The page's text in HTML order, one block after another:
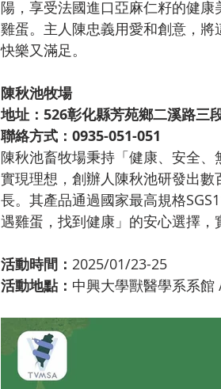
陽，享受法國進口亞麻仁籽的健
雞蛋。主人陳忠義用愛和創意，
快樂又滿足。
陳秋池牧場
地址：526彰化縣芳苑鄉二溪路三
聯絡方式：0935-051-051
陳秋池畜牧場秉持「健康、安全
實現理想，創辦人陳秋池研發出
長。其產品通過國家最高規格
遇雞蛋，找到健康」的安心選擇，
活動時間： 2025/01/23-25
活動地點： 中興大學獸醫學系系